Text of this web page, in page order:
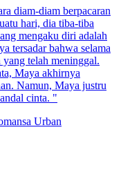
diam-diam berpacaran
hari, dia tiba-tiba
mengaku diri adalah
tersadar bahwa selama
telah meninggal.
Maya akhirnya
Namun, Maya justru
cinta. "
Urban